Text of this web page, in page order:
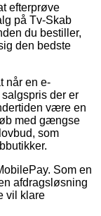
efterprøve
på Tv-Skab
du bestiller,
den bedste
når en e-
der er
være en
med gængse
som
Som en
afdragsløsning
vil klare